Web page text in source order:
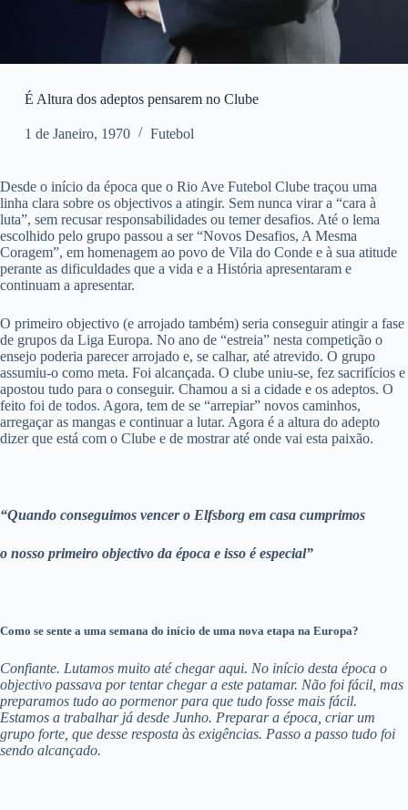
É Altura dos adeptos pensarem no Clube
1 de Janeiro, 1970 Futebol
Desde o início da época que o Rio Ave Futebol Clube traçou uma
linha clara sobre os objectivos a atingir. Sem nunca virar a “cara à
luta”, sem recusar responsabilidades ou temer desafios. Até o lema
escolhido pelo grupo passou a ser “Novos Desafios, A Mesma
Coragem”, em homenagem ao povo de Vila do Conde e à sua atitude
perante as dificuldades que a vida e a História apresentaram e
continuam a apresentar.
O primeiro objectivo (e arrojado também) seria conseguir atingir a fase
de grupos da Liga Europa. No ano de “estreia” nesta competição o
ensejo poderia parecer arrojado e, se calhar, até atrevido. O grupo
assumiu-o como meta. Foi alcançada. O clube uniu-se, fez sacrifícios e
apostou tudo para o conseguir. Chamou a si a cidade e os adeptos. O
feito foi de todos. Agora, tem de se “arrepiar” novos caminhos,
arregaçar as mangas e continuar a lutar. Agora é a altura do adepto
dizer que está com o Clube e de mostrar até onde vai esta paixão.
“Quando conseguimos vencer o Elfsborg em casa cumprimos
o nosso primeiro objectivo da época e isso é especial”
Como se sente a uma semana do início de uma nova etapa na Europa?
Confiante. Lutamos muito até chegar aqui. No início desta época o
objectivo passava por tentar chegar a este patamar. Não foi fácil, mas
preparamos tudo ao pormenor para que tudo fosse mais fácil.
Estamos a trabalhar já desde Junho. Preparar a época, criar um
grupo forte, que desse resposta às exigências. Passo a passo tudo foi
sendo alcançado.